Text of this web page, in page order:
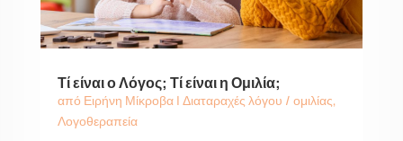
Τί είναι ο Λόγος; Τί είναι η Ομιλία;
από Ειρήνη Μίκροβα| Διαταραχές λόγου / ομιλίας,
Λογοθεραπεία